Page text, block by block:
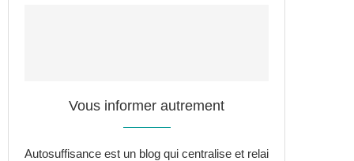
Vous informer autrement
Autosuffisance est un blog qui centralise et relai